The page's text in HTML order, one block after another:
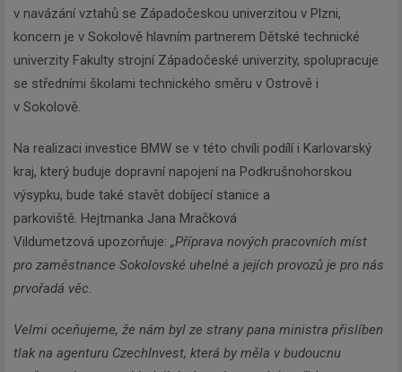
v navázání vztahů se Západočeskou univerzitou v Plzni,
koncern je v Sokolově hlavním partnerem Dětské technické
univerzity Fakulty strojní Západočeské univerzity, spolupracuje
se středními školami technického směru v Ostrově i
v Sokolově.
Na realizaci investice BMW se v této chvíli podílí i Karlovarský
kraj, který buduje dopravní napojení na Podkrušnohorskou
výsypku, bude také stavět dobíjecí stanice a
parkoviště. Hejtmanka Jana Mračková
Vildumetzová upozorňuje: „Příprava nových pracovních míst
pro zaměstnance Sokolovské uhelné a jejích provozů je pro nás
prvořadá věc.
Velmi oceňujeme, že nám byl ze strany pana ministra přislíben
tlak na agenturu CzechInvest, která by měla v budoucnu